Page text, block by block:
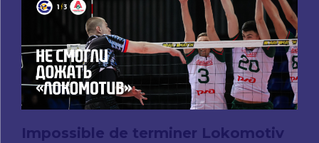
Impossible de terminer Lokomotiv